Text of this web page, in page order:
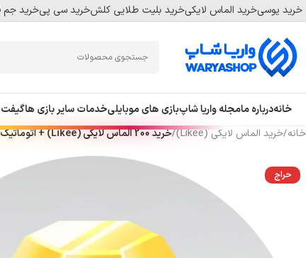
Skip
navigation
Skip
main
content
خرید یوسیخرید الماس لایکیخرید بلیت طلایی کلشخرید سی پیخرید جم
خانهدرباره مامجله واریا شاپبازی های موبایلیخدمات سایر بازی هاگیفت
خانه/خرید الماس لایکی (Likee) /خرید 200 الماس لایکی (Likee) + اتوماتیک 60 ثانیه 🤩
حراج